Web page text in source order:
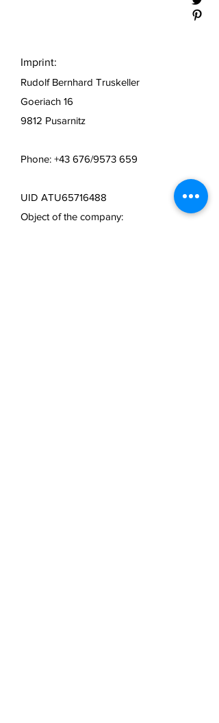
Imprint:
Rudolf Bernhard Truskeller
Goeriach 16
9812 Pusarnitz
Phone: +43 676/9573 659
UID ATU65716488
Object of the company: